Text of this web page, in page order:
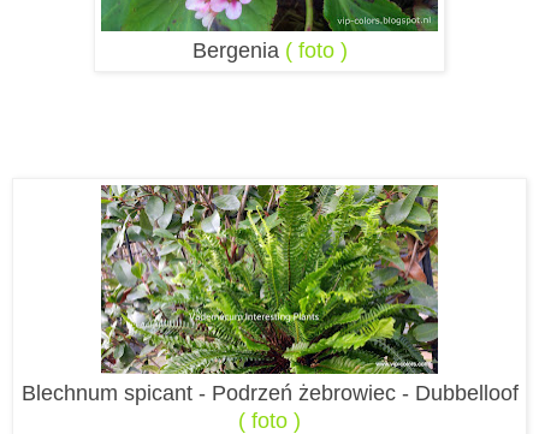
Bergenia ( foto )
Blechnum spicant - Podrzeń żebrowiec - Dubbelloof
( foto )